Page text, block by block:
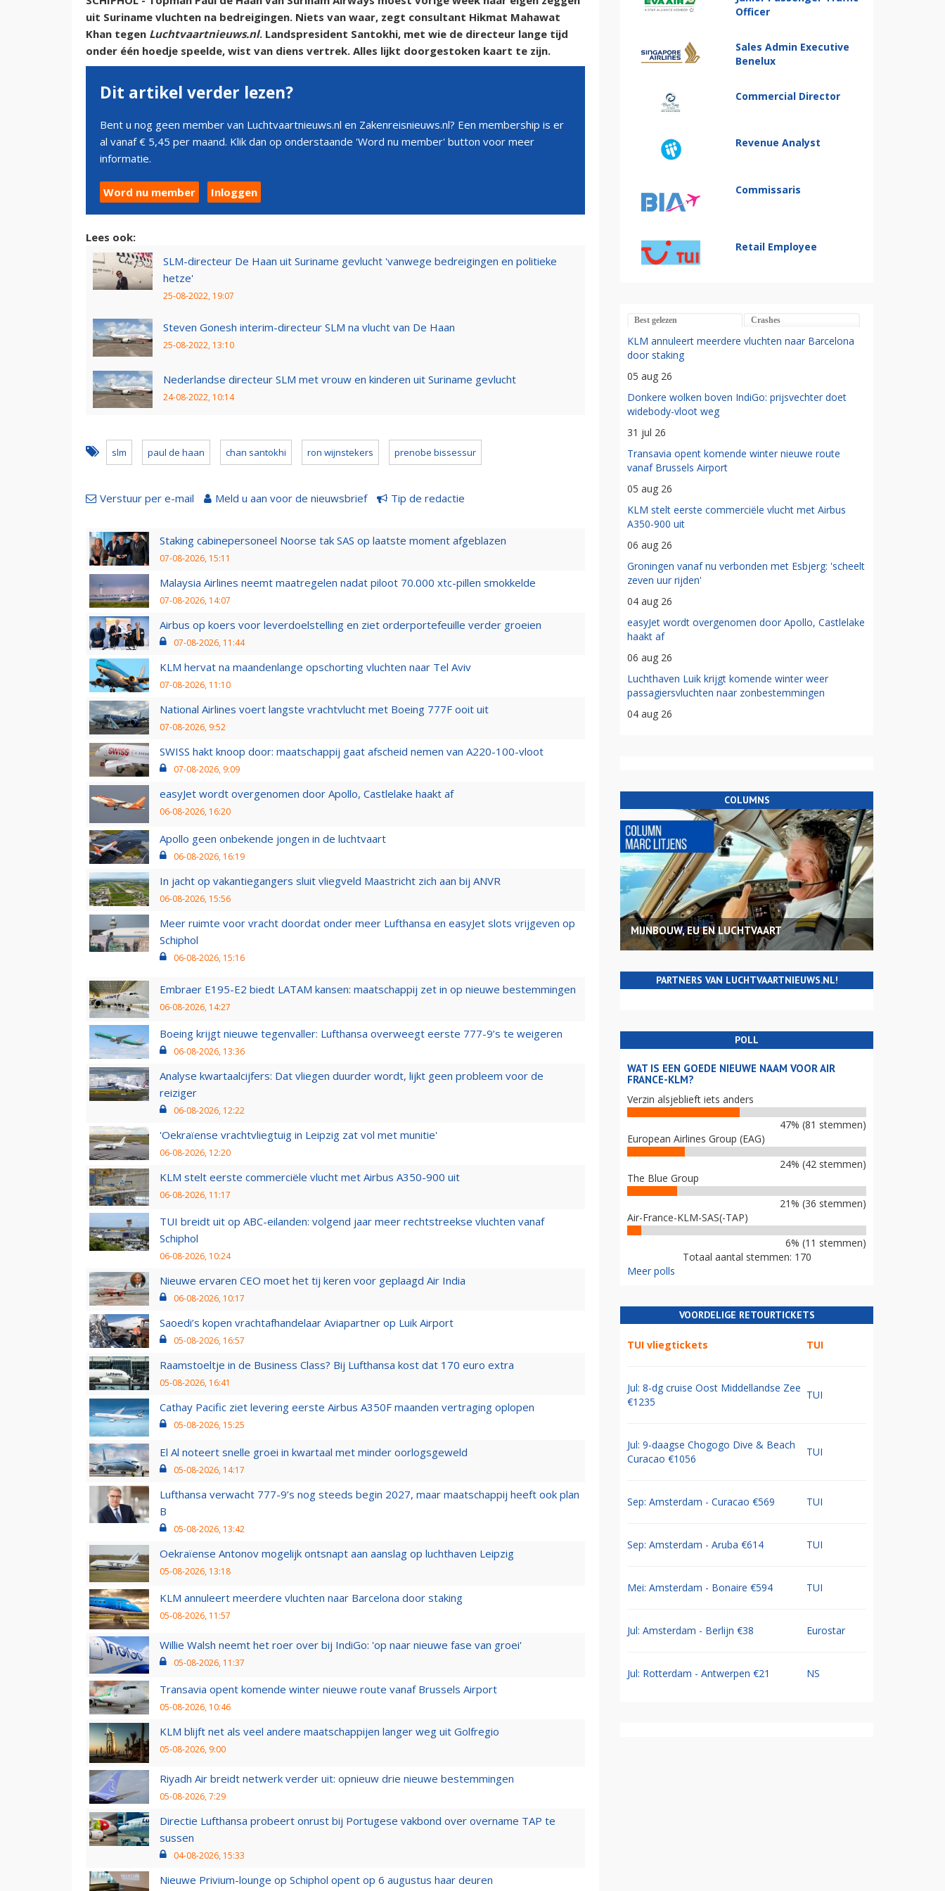
uit Suriname vluchten na bedreigingen. Niets van waar, zegt consultant Hikmat Mahawat
Khan tegen Luchtvaartnieuws.nl. Landspresident Santokhi, met wie de directeur lange tijd
onder één hoedje speelde, wist van diens vertrek. Alles lijkt doorgestoken kaart te zijn.
Dit artikel verder lezen?
Bent u nog geen member van Luchtvaartnieuws.nl en Zakenreisnieuws.nl? Een membership is er
al vanaf € 5,45 per maand. Klik dan op onderstaande 'Word nu member' button voor meer
informatie.
Word nu member Inloggen
Lees ook:
SLM-directeur De Haan uit Suriname gevlucht 'vanwege bedreigingen en politieke
hetze'
25-08-2022, 19:07
Steven Gonesh interim-directeur SLM na vlucht van De Haan
25-08-2022, 13:10
Nederlandse directeur SLM met vrouw en kinderen uit Suriname gevlucht
24-08-2022, 10:14
slm paul de haan chan santokhi ron wijnstekers prenobe bissessur
Verstuur per e-mail Meld u aan voor de nieuwsbrief Tip de redactie
Staking cabinepersoneel Noorse tak SAS op laatste moment afgeblazen
07-08-2026, 15:11
Malaysia Airlines neemt maatregelen nadat piloot 70.000 xtc-pillen smokkelde
07-08-2026, 14:07
Airbus op koers voor leverdoelstelling en ziet orderportefeuille verder groeien
07-08-2026, 11:44
KLM hervat na maandenlange opschorting vluchten naar Tel Aviv
07-08-2026, 11:10
National Airlines voert langste vrachtvlucht met Boeing 777F ooit uit
07-08-2026, 9:52
SWISS hakt knoop door: maatschappij gaat afscheid nemen van A220-100-vloot
07-08-2026, 9:09
easyJet wordt overgenomen door Apollo, Castlelake haakt af
06-08-2026, 16:20
Apollo geen onbekende jongen in de luchtvaart
06-08-2026, 16:19
In jacht op vakantiegangers sluit vliegveld Maastricht zich aan bij ANVR
06-08-2026, 15:56
Meer ruimte voor vracht doordat onder meer Lufthansa en easyJet slots vrijgeven op
Schiphol
06-08-2026, 15:16
Embraer E195-E2 biedt LATAM kansen: maatschappij zet in op nieuwe bestemmingen
06-08-2026, 14:27
Boeing krijgt nieuwe tegenvaller: Lufthansa overweegt eerste 777-9’s te weigeren
06-08-2026, 13:36
Analyse kwartaalcijfers: Dat vliegen duurder wordt, lijkt geen probleem voor de
reiziger
06-08-2026, 12:22
'Oekraïense vrachtvliegtuig in Leipzig zat vol met munitie'
06-08-2026, 12:20
KLM stelt eerste commerciële vlucht met Airbus A350-900 uit
06-08-2026, 11:17
TUI breidt uit op ABC-eilanden: volgend jaar meer rechtstreekse vluchten vanaf
Schiphol
06-08-2026, 10:24
Nieuwe ervaren CEO moet het tij keren voor geplaagd Air India
06-08-2026, 10:17
Saoedi’s kopen vrachtafhandelaar Aviapartner op Luik Airport
05-08-2026, 16:57
Raamstoeltje in de Business Class? Bij Lufthansa kost dat 170 euro extra
05-08-2026, 16:41
Cathay Pacific ziet levering eerste Airbus A350F maanden vertraging oplopen
05-08-2026, 15:25
El Al noteert snelle groei in kwartaal met minder oorlogsgeweld
05-08-2026, 14:17
Lufthansa verwacht 777-9’s nog steeds begin 2027, maar maatschappij heeft ook plan
B
05-08-2026, 13:42
Oekraïense Antonov mogelijk ontsnapt aan aanslag op luchthaven Leipzig
05-08-2026, 13:18
KLM annuleert meerdere vluchten naar Barcelona door staking
05-08-2026, 11:57
Willie Walsh neemt het roer over bij IndiGo: 'op naar nieuwe fase van groei'
05-08-2026, 11:37
Transavia opent komende winter nieuwe route vanaf Brussels Airport
05-08-2026, 10:46
KLM blijft net als veel andere maatschappijen langer weg uit Golfregio
05-08-2026, 9:00
Riyadh Air breidt netwerk verder uit: opnieuw drie nieuwe bestemmingen
05-08-2026, 7:29
Directie Lufthansa probeert onrust bij Portugese vakbond over overname TAP te
sussen
04-08-2026, 15:33
Nieuwe Privium-lounge op Schiphol opent op 6 augustus haar deuren
Officer
Sales Admin Executive
Benelux
Commercial Director
Revenue Analyst
Commissaris
Retail Employee
Best gelezen Crashes
KLM annuleert meerdere vluchten naar Barcelona
door staking
05 aug 26
Donkere wolken boven IndiGo: prijsvechter doet
widebody-vloot weg
31 jul 26
Transavia opent komende winter nieuwe route
vanaf Brussels Airport
05 aug 26
KLM stelt eerste commerciële vlucht met Airbus
A350-900 uit
06 aug 26
Groningen vanaf nu verbonden met Esbjerg: 'scheelt
zeven uur rijden'
04 aug 26
easyJet wordt overgenomen door Apollo, Castlelake
haakt af
06 aug 26
Luchthaven Luik krijgt komende winter weer
passagiersvluchten naar zonbestemmingen
04 aug 26
COLUMNS
MIJNBOUW, EU EN LUCHTVAART
PARTNERS VAN LUCHTVAARTNIEUWS.NL!
POLL
WAT IS EEN GOEDE NIEUWE NAAM VOOR AIR
FRANCE-KLM?
Verzin alsjeblieft iets anders
47% (81 stemmen)
European Airlines Group (EAG)
24% (42 stemmen)
The Blue Group
21% (36 stemmen)
Air-France-KLM-SAS(-TAP)
6% (11 stemmen)
Totaal aantal stemmen: 170
Meer polls
VOORDELIGE RETOURTICKETS
TUI vliegtickets TUI
Jul: 8-dg cruise Oost Middellandse Zee
€1235
TUI
Jul: 9-daagse Chogogo Dive & Beach
Curacao €1056
TUI
Sep: Amsterdam - Curacao €569 TUI
Sep: Amsterdam - Aruba €614 TUI
Mei: Amsterdam - Bonaire €594 TUI
Jul: Amsterdam - Berlijn €38 Eurostar
Jul: Rotterdam - Antwerpen €21 NS